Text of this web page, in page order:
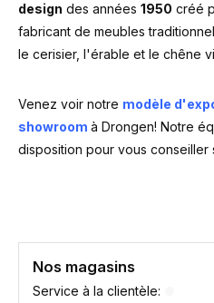
design des années 1950 créé
fabricant de meubles
le cerisier, l'érable et le chêne
Venez voir notre modèle
showroom à Drongen! Notre
disposition pour vous conseiller
Nos magasins
Service à la clientèle: